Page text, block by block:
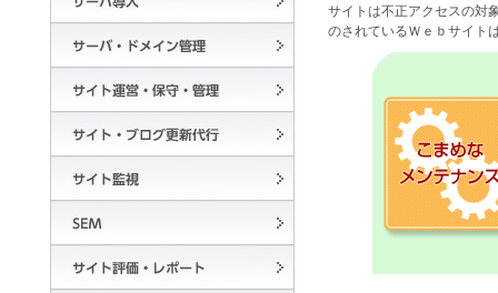
サイトは不正アクセスの対
のされているＷｅｂサイト